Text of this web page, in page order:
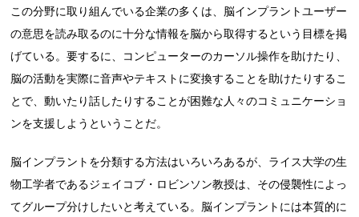
この分野に取り組んでいる企業の多くは、脳インプラントユーザー
の意思を読み取るのに十分な情報を脳から取得するという目標を掲
げている。要するに、コンピューターのカーソル操作を助けたり、
脳の活動を実際に音声やテキストに変換することを助けたりするこ
とで、動いたり話したりすることが困難な人々のコミュニケーショ
ンを支援しようということだ。
脳インプラントを分類する方法はいろいろあるが、ライス大学の生
物工学者であるジェイコブ・ロビンソン教授は、その侵襲性によっ
てグループ分けしたいと考えている。脳インプラントには本質的に